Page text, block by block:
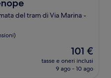
del tram di Via Marina -
Il
prezzo
attuale
101 €
tasse e oneri inclusi
9 ago - 10 ago